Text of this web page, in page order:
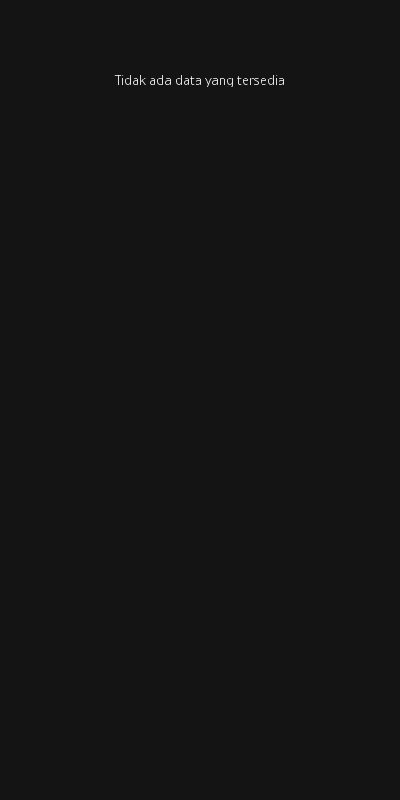
Tidak ada data yang tersedia